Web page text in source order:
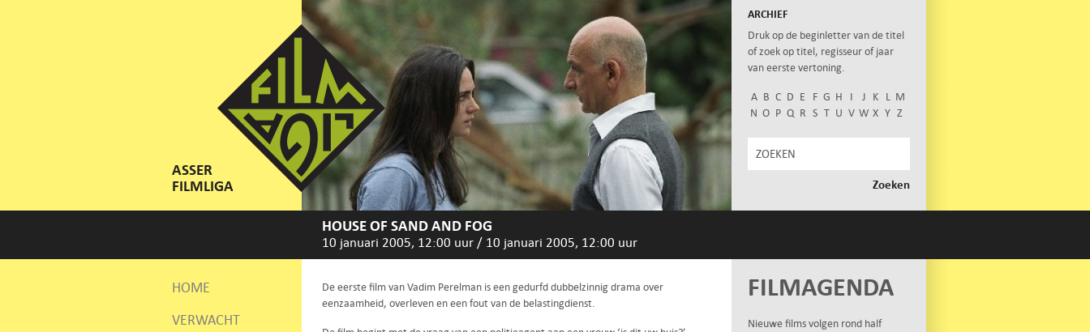
ASSER
FILMLIGA
ARCHIEF
Druk op de beginletter van de titel
of zoek op titel, regisseur of jaar
van eerste vertoning.
A B C D E F G H I J K L M
N O P Q R S T U V W X Y Z
HOUSE OF SAND AND FOG
10 januari 2005, 12:00 uur / 10 januari 2005, 12:00 uur
HOME
VERWACHT
De eerste film van Vadim Perelman is een gedurfd dubbelzinnig drama over
eenzaamheid, overleven en een fout van de belastingdienst.
FILMAGENDA
Nieuwe films volgen rond half